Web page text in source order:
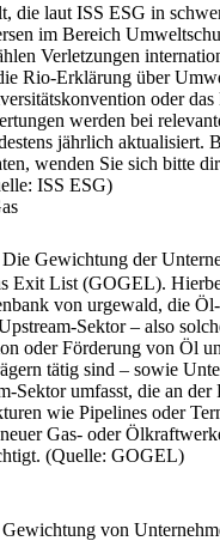
die laut ISS ESG in
im Bereich
Verletzungen
Rio-Erklärung über
oder
werden bei
jährlich aktualisiert.
wenden Sie sich bitte
ISS ESG)
Die Gewichtung der
Exit List (GOGEL).
von urgewald, die
Sektor – also
oder Förderung von Öl
tätig sind – sowie
Sektor umfasst, die an der
wie Pipelines oder
Gas- oder
(Quelle: GOGEL)
Gewichtung von